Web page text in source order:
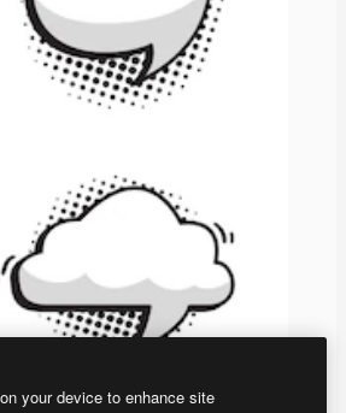
your device to enhance site